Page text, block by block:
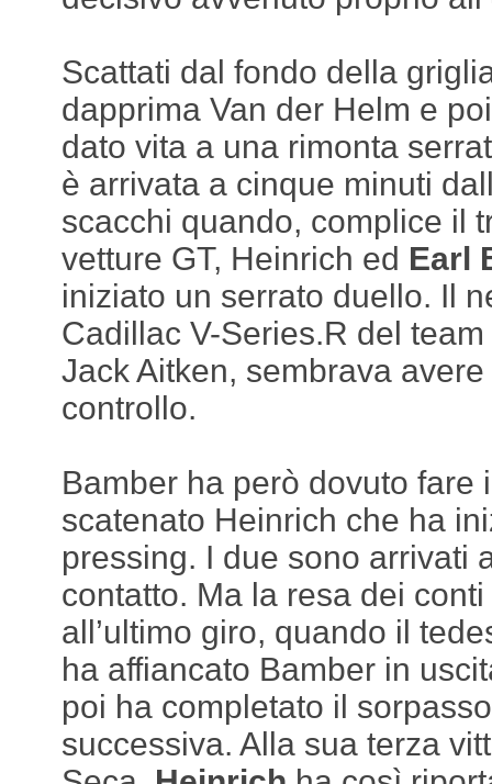
Scattati dal fondo della
dapprima Van der Helm e
dato vita a una rimonta
è arrivata a cinque minuti
scacchi quando, complice il
vetture GT, Heinrich ed Earl
iniziato un serrato duello. Il
Cadillac V-Series.R del
Jack Aitken, sembrava
controllo.
Bamber ha però dovuto fare
scatenato Heinrich che ha
pressing. I due sono arrivati
contatto. Ma la resa dei
all’ultimo giro, quando il
ha affiancato Bamber in
poi ha completato il
successiva. Alla sua terza